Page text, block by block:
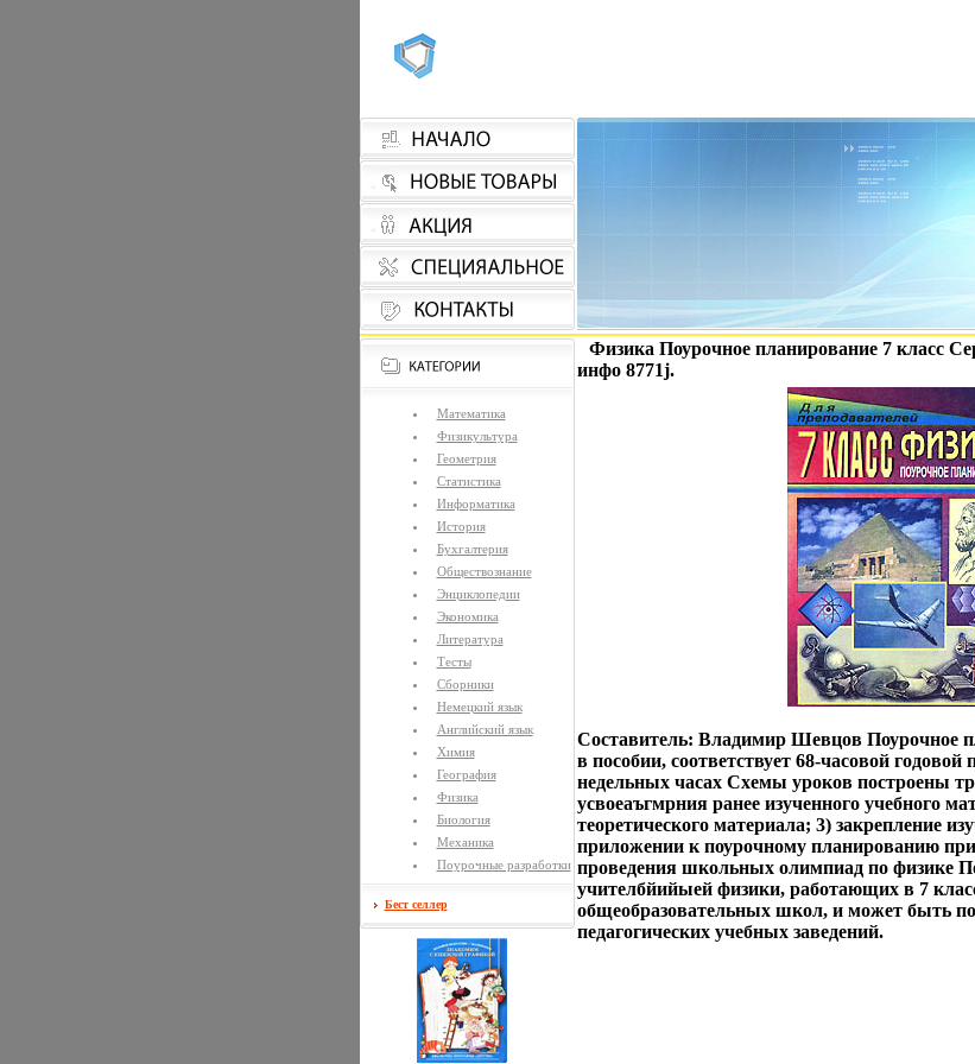
Математика
Физикультура
Геометрия
Статистика
Информатика
История
Бухгалтерия
Обществознание
Энциклопедии
Экономика
Литература
Тесты
Сборники
Немецкий язык
Английский язык
Химия
География
Физика
Биология
Механика
Поурочные разработки
Бест селлер
Физика Поурочное планирование 7 класс
инфо 8771j.
Составитель: Владимир Шевцов Поурочное
в пособии, соответствует 68-часовой
недельных часах Схемы уроков построены
усвоеаъгмрния ранее изученного учебного
теоретического материала; 3) закрепление
приложении к поурочному планированию
проведения школьных олимпиад по физике
учителбйийыей физики, работающих в 7
общеобразовательных школ, и может быть
педагогических учебных заведений.